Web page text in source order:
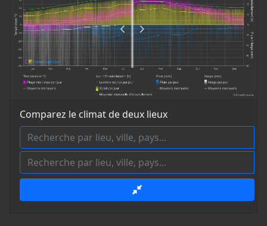
Comparez le climat de deux lieux